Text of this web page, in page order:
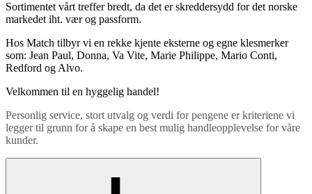
Sortimentet vårt treffer bredt, da det er skreddersydd for det norske
markedet iht. vær og passform.
Hos Match tilbyr vi en rekke kjente eksterne og egne klesmerker
som: Jean Paul, Donna, Va Vite, Marie Philippe, Mario Conti,
Redford og Alvo.
Velkommen til en hyggelig handel!
Personlig service, stort utvalg og verdi for pengene er kriteriene vi
legger til grunn for å skape en best mulig handleopplevelse for våre
kunder.